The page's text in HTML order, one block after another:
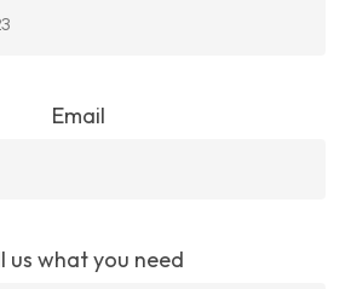
Email
us what you need